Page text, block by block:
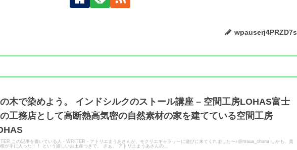
wpauserj4PRZD7s
木で染めよう。 インドシルクのストール講座 – 空間工房LOHAS富士
工務店として高断熱高気密の自然素材の家を建てている空間工房
この記事を書いている人 - WRITER - アトリエまうあさんが、モクリエギャラリーに遊びに来てくれました〜♪@maua_ohana しかも、貴
が手に入った！！ という嬉しいお土産つきで。 さぁ。 アトリエまうあさんの...